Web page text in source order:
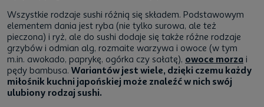
Wszystkie rodzaje sushi różnią się składem. Podstawowym
elementem dania jest ryba (nie tylko surowa, ale też
pieczona) i ryż, ale do sushi dodaje się także różne rodzaje
grzybów i odmian alg, rozmaite warzywa i owoce (w tym
m.in. awokado, paprykę, ogórka czy sałatę), owoce morza i
pędy bambusa. Wariantów jest wiele, dzięki czemu każdy
miłośnik kuchni japońskiej może znaleźć w nich swój
ulubiony rodzaj sushi.